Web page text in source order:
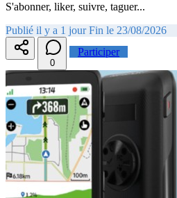
S'abonner, liker, suivre, taguer...
Publié il y a 1 jour Fin le 23/08/2026
0
Participer